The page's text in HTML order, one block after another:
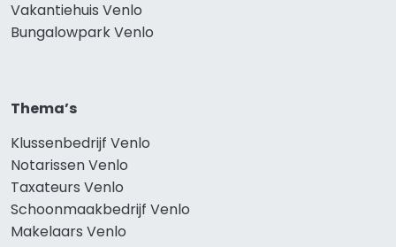
Vakantiehuis Venlo
Bungalowpark Venlo
Thema’s
Klussenbedrijf Venlo
Notarissen Venlo
Taxateurs Venlo
Schoonmaakbedrijf Venlo
Makelaars Venlo